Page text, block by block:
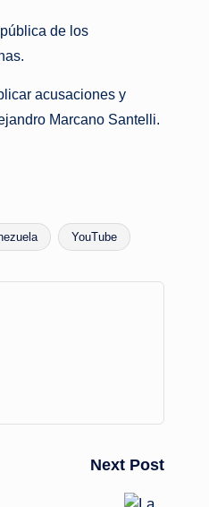
de los
acusaciones y
Marcano Santelli.
YouTube
Next Post